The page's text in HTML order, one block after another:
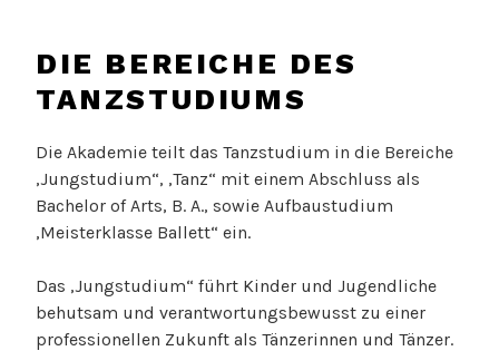
DIE BEREICHE DES
TANZSTUDIUMS
Die Akademie teilt das Tanzstudium in die Bereiche
‚Jungstudium“, ‚Tanz“ mit einem Abschluss als
Bachelor of Arts, B. A., sowie Aufbaustudium
‚Meisterklasse Ballett“ ein.
Das ‚Jungstudium“ führt Kinder und Jugendliche
behutsam und verantwortungsbewusst zu einer
professionellen Zukunft als Tänzerinnen und Tänzer.